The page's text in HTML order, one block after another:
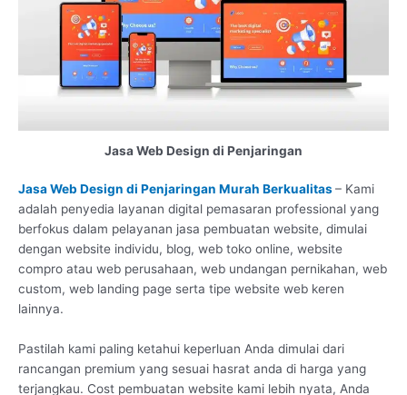
Jasa Web Design di Penjaringan
Jasa Web Design di Penjaringan Murah Berkualitas– Kami
adalah penyedia layanan digital pemasaran professional yang
berfokus dalam pelayanan jasa pembuatan website, dimulai
dengan website individu, blog, web toko online, website
compro atau web perusahaan, web undangan pernikahan, web
custom, web landing page serta tipe website web keren
lainnya.
Pastilah kami paling ketahui keperluan Anda dimulai dari
rancangan premium yang sesuai hasrat anda di harga yang
terjangkau. Cost pembuatan website kami lebih nyata, Anda